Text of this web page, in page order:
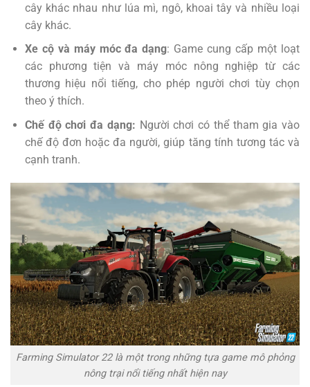
cây khác nhau như lúa mì, ngô, khoai tây và nhiều loại
cây khác.
Xe cộ và máy móc đa dạng: Game cung cấp một loạt
các phương tiện và máy móc nông nghiệp từ các
thương hiệu nổi tiếng, cho phép người chơi tùy chọn
theo ý thích.
Chế độ chơi đa dạng: Người chơi có thể tham gia vào
chế độ đơn hoặc đa người, giúp tăng tính tương tác và
cạnh tranh.
Farming Simulator 22 là một trong những tựa game mô phỏng
nông trại nổi tiếng nhất hiện nay